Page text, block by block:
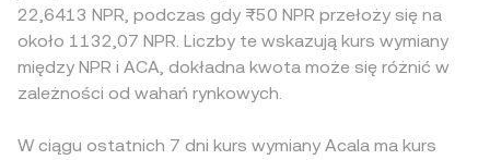
22,6413 NPR, podczas gdy ₨50 NPR przełoży się na
około 1132,07 NPR. Liczby te wskazują kurs wymiany
między NPR i ACA, dokładna kwota może się różnić w
zależności od wahań rynkowych.
W ciągu ostatnich 7 dni kurs wymiany Acala ma kurs